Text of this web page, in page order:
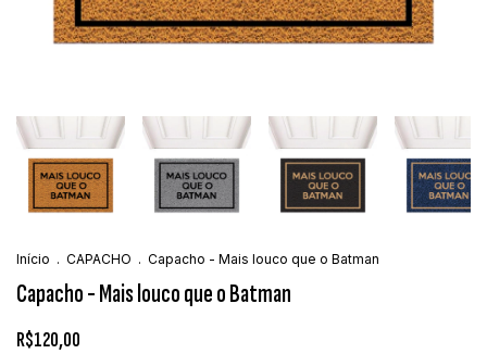
Início . CAPACHO . Capacho - Mais louco que o Batman
Capacho - Mais louco que o Batman
R$120,00